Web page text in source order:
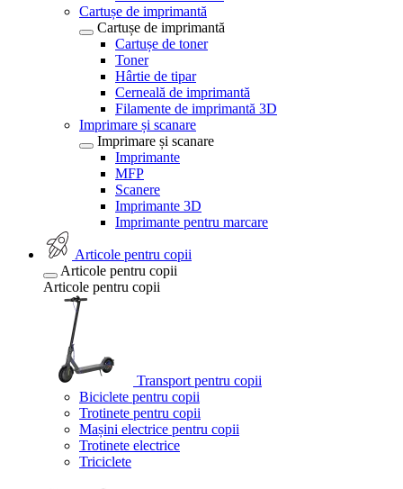
Cartușe de imprimantă
Cartușe de imprimantă
Cartușe de toner
Toner
Hârtie de tipar
Cerneală de imprimantă
Filamente de imprimantă 3D
Imprimare și scanare
Imprimare și scanare
Imprimante
MFP
Scanere
Imprimante 3D
Imprimante pentru marcare
Articole pentru copii
Articole pentru copii
Articole pentru copii
Transport pentru copii
Biciclete pentru copii
Trotinete pentru copii
Mașini electrice pentru copii
Trotinete electrice
Triciclete